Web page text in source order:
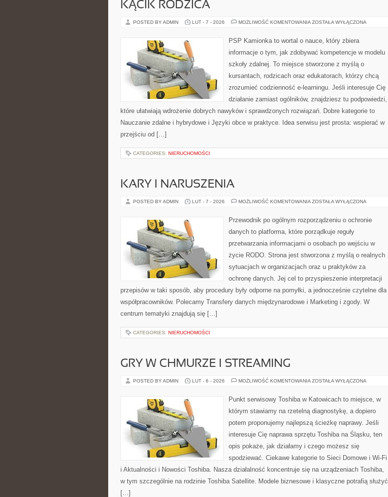
KĄCIK RODZICA
POSTED BY ADMIN LUT - 7 - 2026 MOŻLIWOŚĆ KOMENTOWANIA KĄCIK
ZOSTAŁA WYŁĄCZONA
PSP Kamionka to wortal o nauce, który zbiera
informacje o tym, jak zdobywać kompetencje w modelu
szkoły zdalnej. To miejsce stworzone z myślą o
kursantach, rodzicach oraz edukatorach, którzy chcą
zrozumieć codzienność e-learningu. Jeśli interesuje Cię
działanie zamiast ogólników, znajdziesz tu podpowiedzi,
które ułatwiają wdrożenie dobrych nawyków i sprawdzonych rozwiązań. Dobre kategorie to
Nauczanie zdalne i hybrydowe i Języki obce w praktyce. Idea serwisu jest prosta: wspierać w
przejściu od […]
CATEGORIES: NIERUCHOMOŚCI
KARY I NARUSZENIA
POSTED BY ADMIN LUT - 7 - 2026 MOŻLIWOŚĆ KOMENTOWANIA KARY
ZOSTAŁA WYŁĄCZONA
Przewodnik po ogólnym rozporządzeniu o ochronie
danych to platforma, które porządkuje reguły
przetwarzania informacjami o osobach po wejściu w
życie RODO. Strona jest stworzona z myślą o realnych
sytuacjach w organizacjach oraz u praktyków za
ochronę danych. Jej cel to przyspieszenie interpretacji
przepisów w taki sposób, aby procedury były odporne na pomyłki, a jednocześnie czytelne dla
współpracowników. Polecamy Transfery danych międzynarodowe i Marketing i zgody. W
centrum tematyki znajdują się […]
CATEGORIES: NIERUCHOMOŚCI
GRY W CHMURZE I STREAMING
POSTED BY ADMIN LUT - 6 - 2026 MOŻLIWOŚĆ KOMENTOWANIA GRY
I
STREAMING
ZOSTAŁA WYŁĄCZONA
Punkt serwisowy Toshiba w Katowicach to miejsce, w
którym stawiamy na rzetelną diagnostykę, a dopiero
potem proponujemy najlepszą ścieżkę naprawy. Jeśli
interesuje Cię naprawa sprzętu Toshiba na Śląsku, ten
opis pokaże, jak działamy i czego możesz się
spodziewać. Ciekawe kategorie to Sieci Domowe i Wi-Fi
i Aktualności i Nowości Toshiba. Nasza działalność koncentruje się na urządzeniach Toshiba,
w tym szczególnie na rodzinie Toshiba Satellite. Modele biznesowe i klasyczne potrafią służyć
[…]